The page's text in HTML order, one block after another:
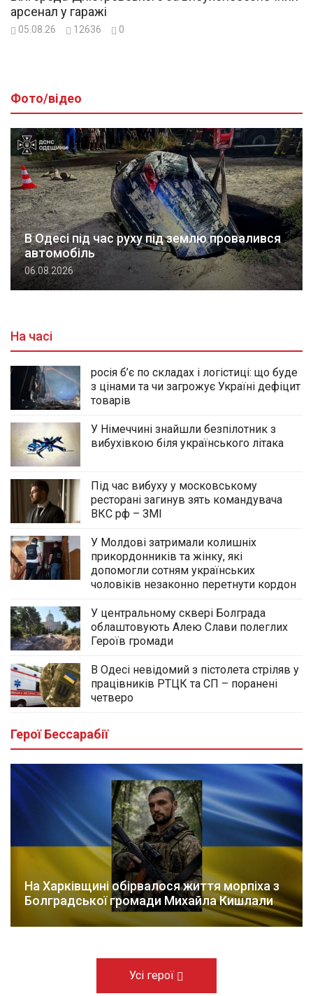
арсенал у гаражі
05.08.26 12636 0
Фото/відео
В Одесі під час руху під землю провалився
автомобіль
06.08.2026
На часі
росія б’є по складах і логістиці: що буде
з цінами та чи загрожує Україні дефіцит
товарів
У Німеччині знайшли безпілотник з
вибухівкою біля українського літака
Під час вибуху у московському
ресторані загинув зять командувача
ВКС рф – ЗМІ
У Молдові затримали колишніх
прикордонників та жінку, які
допомогли сотням українських
чоловіків незаконно перетнути кордон
У центральному сквері Болграда
облаштовують Алею Слави полеглих
Героїв громади
В Одесі невідомий з пістолета стріляв у
працівників РТЦК та СП – поранені
четверо
Герої Бессарабії
На Харківщині обірвалося життя морпіха з
Болградської громади Михайла Кишлали
Усі герої